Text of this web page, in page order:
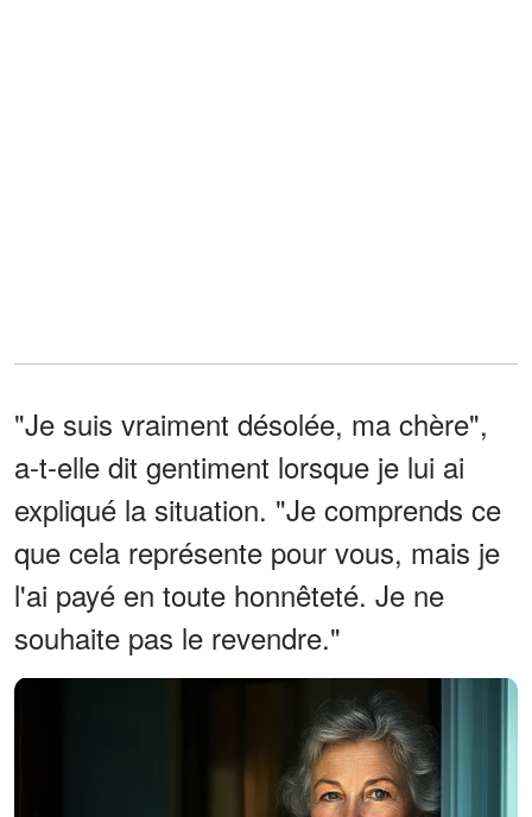
"Je suis vraiment désolée, ma chère",
a-t-elle dit gentiment lorsque je lui ai
expliqué la situation. "Je comprends ce
que cela représente pour vous, mais je
l'ai payé en toute honnêteté. Je ne
souhaite pas le revendre."